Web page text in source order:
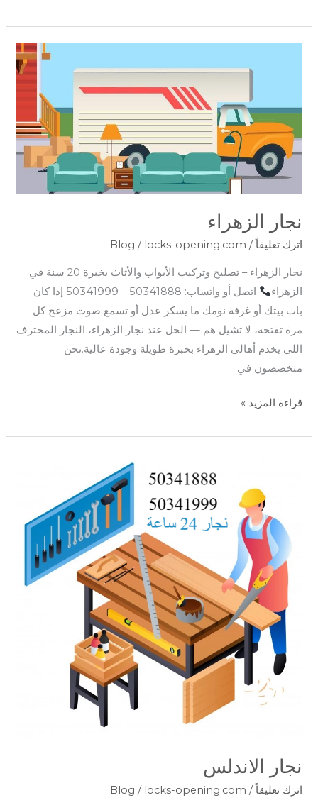
نجار الزهراء
اترك تعليقاً /
Blog / locks-opening.com
نجار الزهراء – تصليح وتركيب الأبواب والأثاث بخبرة 20 سنة في
الزهراء
اتصل أو واتساب: 50341888 – 50341999 إذا كان
باب بيتك أو غرفة نومك ما يسكر عدل أو تسمع صوت مزعج كل
مرة تفتحه، لا تشيل هم — الحل عند نجار الزهراء، النجار المحترف
اللي يخدم أهالي الزهراء بخبرة طويلة وجودة عالية.نحن
متخصصون في
قراءة المزيد »
نجار الاندلس
اترك تعليقاً /
Blog / locks-opening.com